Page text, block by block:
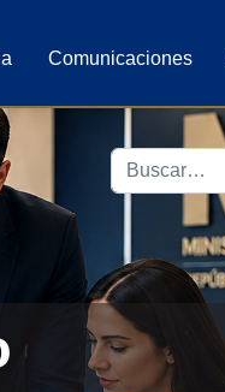
Comunicaciones
Buscar